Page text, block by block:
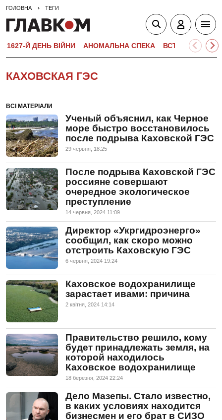
ГОЛОВНА ТЕГИ
1627-Й ДЕНЬ ВІЙНИ АНОМАЛЬНА СПЕКА ВСТУПНА
КАХОВСКАЯ ГЭС
ВСІ МАТЕРІАЛИ
Ученый объяснил, как Черное
море быстро восстановилось
после подрыва Каховской ГЭС
29 червня, 18:25
После подрыва Каховской ГЭС
россияне совершают
очередное экологическое
преступление
14 червня, 2024 11:09
Директор «Укргидроэнерго»
сообщил, как скоро можно
отстроить Каховскую ГЭС
6 червня, 2024 19:24
Каховское водохранилище
зарастает ивами: причина
2 квiтня, 2024 14:14
Правительство решило, кому
будет принадлежать земля, на
которой находилось
Каховское водохранилище
18 березня, 2024 22:24
Дело Мазепы. Стало известно,
в каких условиях находится
бизнесмен и его брат в СИЗО